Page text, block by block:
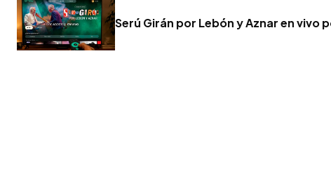
Serú Girán por Lebón y Aznar en vivo